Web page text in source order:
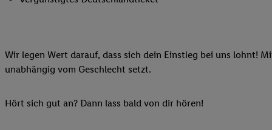
Wir legen Wert darauf, dass sich dein Einstieg bei uns lohnt!
unabhängig vom Geschlecht setzt.
Hört sich gut an? Dann lass bald von dir hören!
Technologie in den
werden diese